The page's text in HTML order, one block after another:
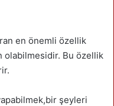
en önemli özellik
olabilmesidir. Bu özellik
şeyleri